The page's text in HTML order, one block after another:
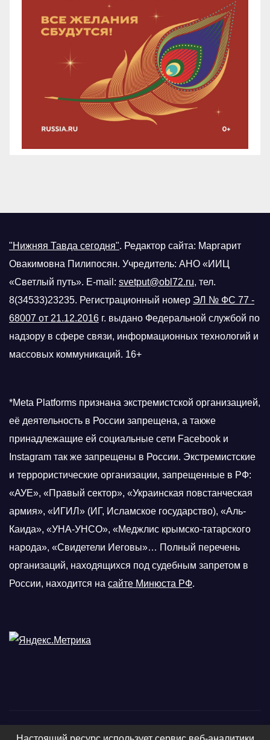
"Нижняя Тавда сегодня". Редактор сайта: Маргарит
Овакимовна Пилипосян. Учредитель: АНО «ИИЦ
«Светлый путь». E-mail: svetput@obl72.ru, тел.
8(34533)23235. Регистрационный номер ЭЛ № ФС 77 -
68007 от 21.12.2016 г. выдано Федеральной службой по
надзору в сфере связи, информационных технологий и
массовых коммуникаций. 16+
*Meta Platforms признана экстремистской организацией,
её деятельность в России запрещена, а также
принадлежащие ей социальные сети Facebook и
Instagram так же запрещены в России. Экстремистские
и террористические организации, запрещенные в РФ:
«АУЕ», «Правый сектор», «Украинская повстанческая
армия», «ИГИЛ» (ИГ, Исламское государство), «Аль-
Каида», «УНА-УНСО», «Меджлис крымско-татарского
народа», «Свидетели Иеговы»… Полный перечень
организаций, находящихся под судебным запретом в
России, находится на сайте Минюста РФ.